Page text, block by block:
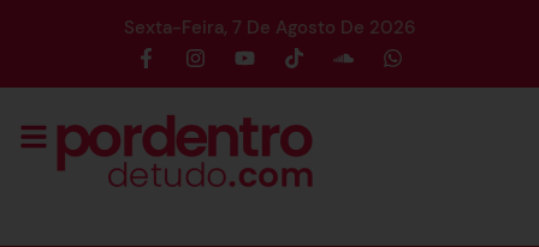
Sexta-Feira, 7 De Agosto De 2026